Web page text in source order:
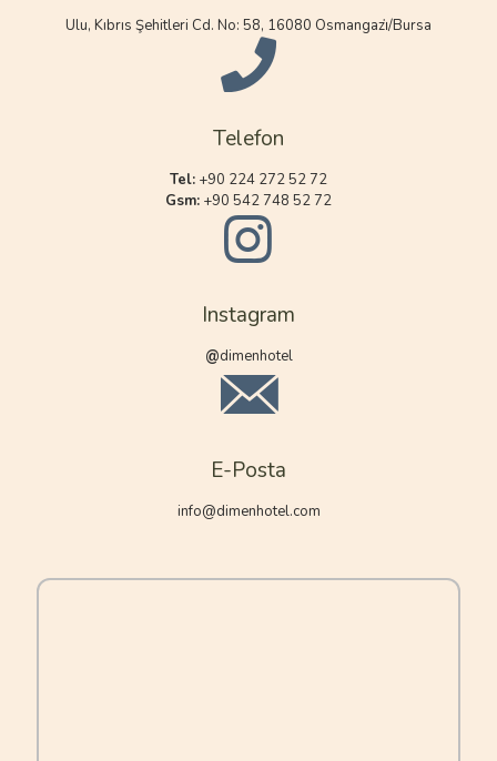
Ulu, Kıbrıs Şehitleri Cd. No: 58, 16080 Osmangazi̇/Bursa
Telefon
Tel: +90 224 272 52 72
Gsm: +90 542 748 52 72
Instagram
@dimenhotel
E-Posta
info@dimenhotel.com